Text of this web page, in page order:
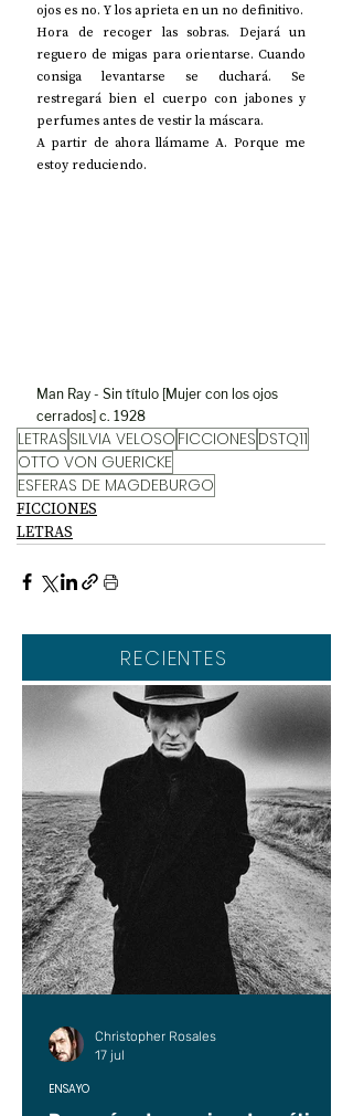
ojos es no. Y los aprieta en un no definitivo.
Hora de recoger las sobras. Dejará un
reguero de migas para orientarse. Cuando
consiga levantarse se duchará. Se
restregará bien el cuerpo con jabones y
perfumes antes de vestir la máscara.
A partir de ahora llámame A. Porque me
estoy reduciendo.
Man Ray - Sin título [Mujer con los ojos
cerrados] c. 1928
LETRAS SILVIA VELOSO FICCIONES DSTQ11
OTTO VON GUERICKE
ESFERAS DE MAGDEBURGO
FICCIONES
LETRAS
RECIENTES
ENSAYO
Christopher Rosales
17 jul